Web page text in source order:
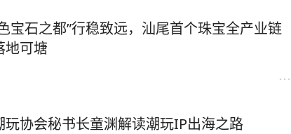
宝石之都”行稳致远，汕尾首个珠宝全产业链
地可塘
玩协会秘书长童渊解读潮玩IP出海之路